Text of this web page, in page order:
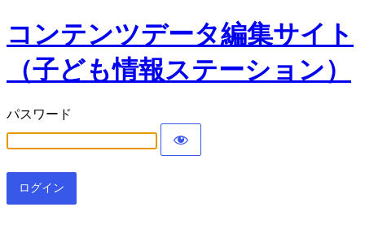
コンテンツデータ編集サイト
（子ども情報ステーション）
パスワード